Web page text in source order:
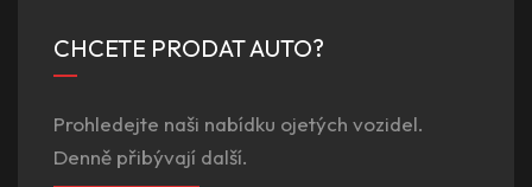
CHCETE PRODAT AUTO?
Prohledejte naši nabídku ojetých vozidel.
Denně přibývají další.